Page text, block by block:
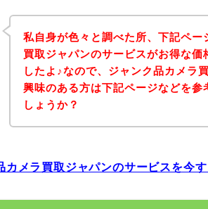
私自身が色々と調べた所、下記ペー
買取ジャパンのサービスがお得な価
したよ♪なので、ジャンク品カメラ
興味のある方は下記ページなどを
しょうか？
カメラ買取ジャパンのサービスを今